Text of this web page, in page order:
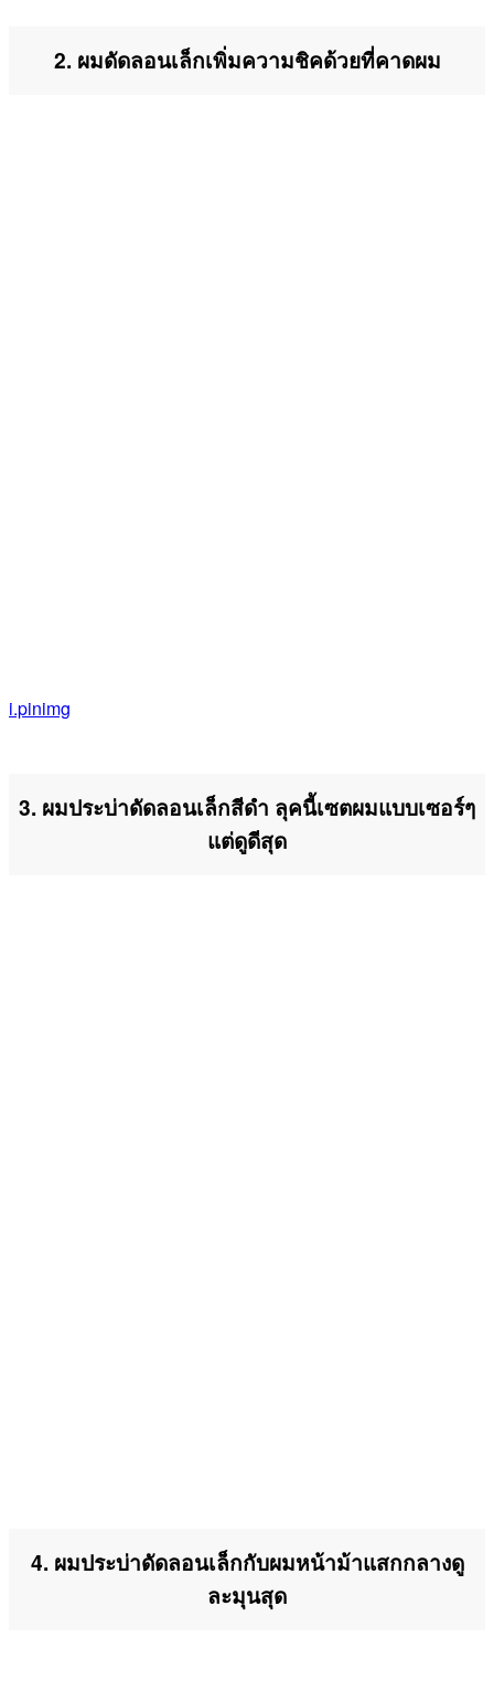
2. ผมดัดลอนเล็กเพิ่มความชิคด้วยที่คาดผม
i.pinimg
3. ผมประบ่าดัดลอนเล็กสีดำ ลุคนี้เซตผมแบบเซอร์ๆ
แต่ดูดีสุด
4. ผมประบ่าดัดลอนเล็กกับผมหน้าม้าแสกกลางดู
ละมุนสุด